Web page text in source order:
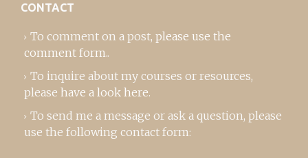
CONTACT
To comment on a post, please use the
comment form..
To inquire about my courses or resources,
please have a look here.
To send me a message or ask a question, please
use the following contact form: